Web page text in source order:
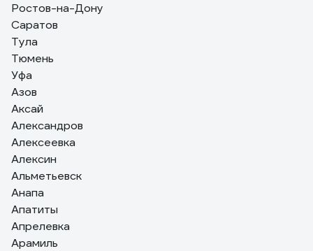
Ростов-на-Дону
Саратов
Тула
Тюмень
Уфа
Азов
Аксай
Александров
Алексеевка
Алексин
Альметьевск
Анапа
Апатиты
Апрелевка
Арамиль